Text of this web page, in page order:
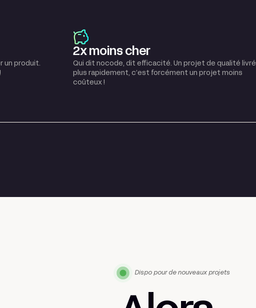
un produit.
2x moins cher
Qui dit nocode, dit efficacité. Un projet de qualité livré
plus rapidement, c’est forcément un projet moins
coûteux !
Dispo pour de nouveaux projets